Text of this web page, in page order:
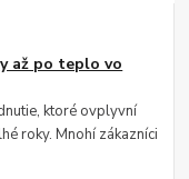
až po teplo vo
ktoré ovplyvní
roky. Mnohí zákazníci